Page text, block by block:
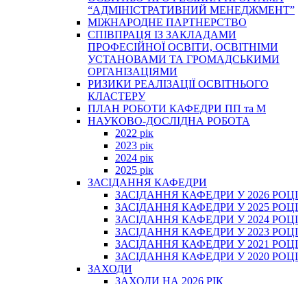
“АДМІНІСТРАТИВНИЙ МЕНЕДЖМЕНТ”
МІЖНАРОДНЕ ПАРТНЕРСТВО
СПІВПРАЦЯ ІЗ ЗАКЛАДАМИ
ПРОФЕСІЙНОЇ ОСВІТИ, ОСВІТНІМИ
УСТАНОВАМИ ТА ГРОМАДСЬКИМИ
ОРГАНІЗАЦІЯМИ
РИЗИКИ РЕАЛІЗАЦІЇ ОСВІТНЬОГО
КЛАСТЕРУ
ПЛАН РОБОТИ КАФЕДРИ ПП та М
НАУКОВО-ДОСЛІДНА РОБОТА
2022 рік
2023 рік
2024 рік
2025 рік
ЗАСІДАННЯ КАФЕДРИ
ЗАСІДАННЯ КАФЕДРИ У 2026 РОЦІ
ЗАСІДАННЯ КАФЕДРИ У 2025 РОЦІ
ЗАСІДАННЯ КАФЕДРИ У 2024 РОЦІ
ЗАСІДАННЯ КАФЕДРИ У 2023 РОЦІ
ЗАСІДАННЯ КАФЕДРИ У 2021 РОЦІ
ЗАСІДАННЯ КАФЕДРИ У 2020 РОЦІ
ЗАХОДИ
ЗАХОДИ НА 2026 РІК